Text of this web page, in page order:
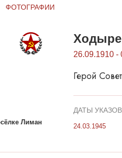
ФОТОГРАФИИ
Лиман
26.09.1910 -
Герой
ДАТЫ УКАЗОВ
24.03.1945